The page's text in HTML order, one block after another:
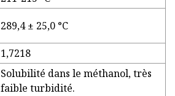
289,4 ± 25,0 °C
1,7218
Solubilité dans le méthanol, très
faible turbidité.